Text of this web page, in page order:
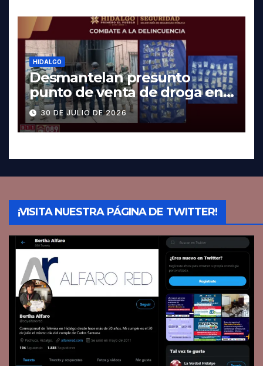
HIDALGO
Desmantelan presunto
punto de venta de droga en
Pachuca; hay dos detenidos
30 DE JULIO DE 2026
¡VISITA NUESTRA PÁGINA DE TWITTER!